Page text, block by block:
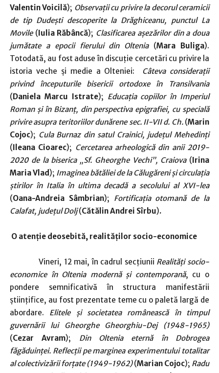
Valentin Voicilă); Observații cu privire la decorul ceramicii
de tip Dudești descoperite la Drăghiceanu, punctul La
Movile(Iulia Răbâncă); Clasificarea așezărilor din a doua
jumătate a epocii fierului din Oltenia(Mara Buliga).
Totodată, au fost aduse în discuție cercetări cu privire la
istoria veche și medie a Olteniei: Câteva considerații
privind începuturile bisericii ortodoxe în Transilvania
(Daniela Marcu Istrate); Educația copiilor în Imperiul
Roman și în Bizanț, din perspectiva epigrafiei, cu specială
privire asupra teritoriilor dunărene sec. II-VII d. Ch.(Marin
Cojoc); Cula Burnaz din satul Crainici, județul Mehedinți
(Ileana Cioarec); Cercetarea arheologică din anii 2019-
2020 de la biserica „Sf. Gheorghe Vechi”, Craiova(Irina
Maria Vlad); Imaginea bătăliei de la Călugăreni și circulația
știrilor în Italia în ultima decadă a secolului al XVI-lea
(Oana-Andreia Sâmbrian); Fortificația otomană de la
Calafat, județul Dolj(Cătălin Andrei Sîrbu).
O atenție deosebită, realităților socio-economice
Vineri, 12 mai, în cadrul secțiunii Realități socio-
economice în Oltenia modernă și contemporană, cu o
pondere semnificativă în structura manifestării
științifice, au fost prezentate teme cu o paletă largă de
abordare. Elitele și societatea românească în timpul
guvernării lui Gheorghe Gheorghiu-Dej (1948-1965)
(Cezar Avram); Din Oltenia eternă în Dobrogea
făgăduinței. Reflecții pe marginea experimentului totalitar
al colectivizării forțate (1949-1962)(Marian Cojoc); Radu